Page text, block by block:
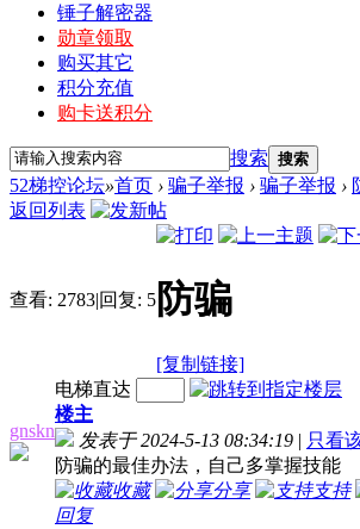
锤子解密器
勋章领取
购买其它
积分充值
购卡送积分
搜索 搜索
52梯控论坛»首页 › 骗子举报 › 骗子举报 ›
返回列表
查看: 2783|回复: 5 防骗
[复制链接]
gnskn
电梯直达
楼主
发表于 2024-5-13 08:34:19 | 只看
防骗的最佳办法，自己多掌握技能
收藏
分享 支持
回复